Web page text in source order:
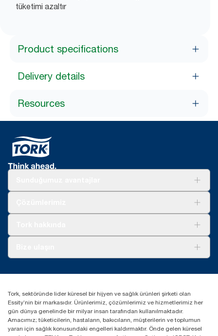
tüketimi azaltır
Product specifications
Delivery details
Resources
(+90) 216 560 13 00
Essity Turkey Hijyen Ürünleri Sanayi ve Ticaret
Anonim Şirketi Kuriş Kule İş Merkezi, Cevizli Mah.
D-100 Güney Yan Yol Cad. No 2
K:9 34953 Kartal / Istanbul / Turkey
Tork, sektöründe lider küresel bir hijyen ve sağlık ürünleri şirketi olan
Essity’nin bir markasıdır. Ürünlerimiz, çözümlerimiz ve hizmetlerimiz her
gün dünya genelinde bir milyar insan tarafından kullanılmaktadır.
Amacımız; tüketicilerin, hastaların, bakıcıların, müşterilerin ve toplumun
yararı için sağlık konusundaki engelleri kaldırmaktır. Önde gelen küresel